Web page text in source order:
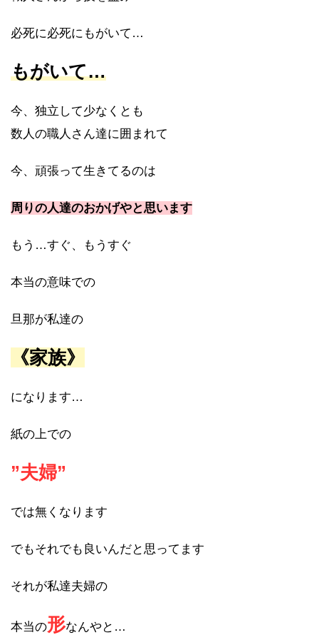
必死に必死にもがいて…
もがいて…
今、独立して少なくとも
数人の職人さん達に囲まれて
今、頑張って生きてるのは
周りの人達のおかげやと思います
もう…すぐ、もうすぐ
本当の意味での
旦那が私達の
《家族》
になります…
紙の上での
”夫婦”
では無くなります
でもそれでも良いんだと思ってます
それが私達夫婦の
本当の形なんやと…